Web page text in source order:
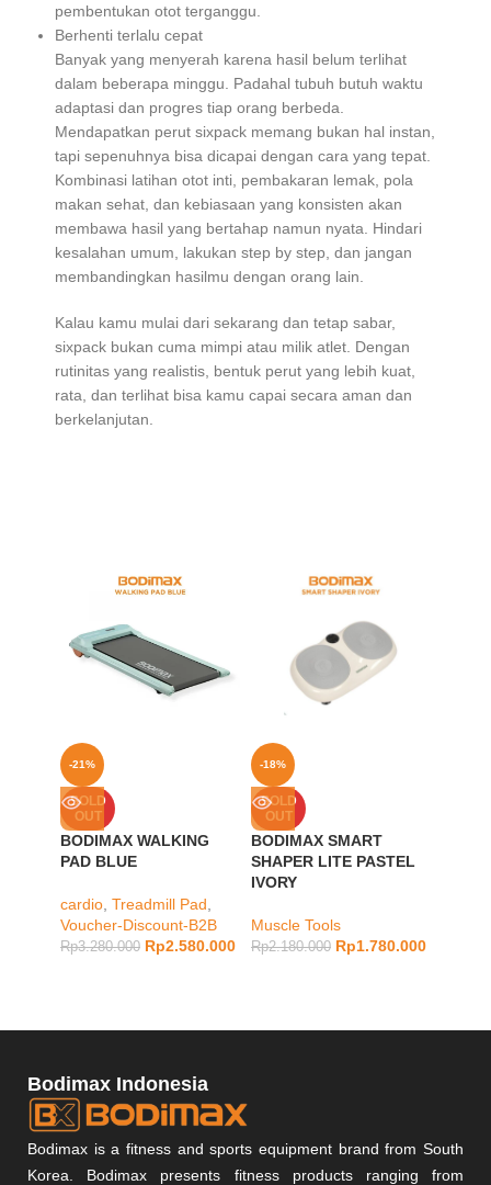
pembentukan otot terganggu.
Berhenti terlalu cepat
Banyak yang menyerah karena hasil belum terlihat
dalam beberapa minggu. Padahal tubuh butuh waktu
adaptasi dan progres tiap orang berbeda.
Mendapatkan perut sixpack memang bukan hal instan,
tapi sepenuhnya bisa dicapai dengan cara yang tepat.
Kombinasi latihan otot inti, pembakaran lemak, pola
makan sehat, dan kebiasaan yang konsisten akan
membawa hasil yang bertahap namun nyata. Hindari
kesalahan umum, lakukan step by step, dan jangan
membandingkan hasilmu dengan orang lain.
Kalau kamu mulai dari sekarang dan tetap sabar,
sixpack bukan cuma mimpi atau milik atlet. Dengan
rutinitas yang realistis, bentuk perut yang lebih kuat,
rata, dan terlihat bisa kamu capai secara aman dan
berkelanjutan.
-21%
SOLD
OUT
BODIMAX WALKING
PAD BLUE
cardio Treadmill Pad
Voucher-Discount-B2B
Rp3.280.000 Rp2.580.000
-18%
SOLD
OUT
BODIMAX SMART
SHAPER LITE PASTEL
IVORY
Muscle Tools
Rp2.180.000 Rp1.780.000
Bodimax Indonesia
Bodimax is a fitness and sports equipment brand from South
Korea. Bodimax presents fitness products ranging from